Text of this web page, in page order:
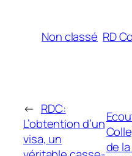
Non classé RD
← RDC:
L’obtention d’un
visa, un
de